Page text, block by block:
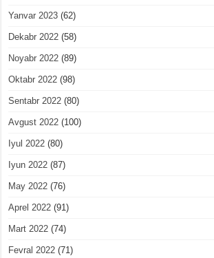
Yanvar 2023 (62)
Dekabr 2022 (58)
Noyabr 2022 (89)
Oktabr 2022 (98)
Sentabr 2022 (80)
Avgust 2022 (100)
Iyul 2022 (80)
Iyun 2022 (87)
May 2022 (76)
Aprel 2022 (91)
Mart 2022 (74)
Fevral 2022 (71)